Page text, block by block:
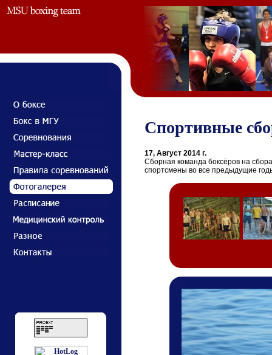
Спортивные
17, Август 2014 г.
Сборная команда боксёров на
спортсмены во все предыдущие